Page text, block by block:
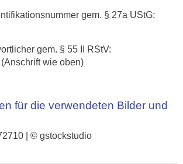
gem. § 27a UStG:
gem. § 55 II RStV:
wie oben)
für die verwendeten Bilder und
| © gstockstudio